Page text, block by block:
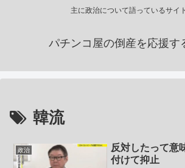
主に政治について語っているサイ
パチンコ屋の倒産を応援す
韓流
政治
反対したって意
付けて抑止